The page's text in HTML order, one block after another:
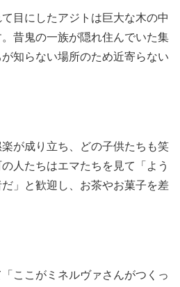
目にしたアジトは巨大な木の中
昔鬼の一族が隠れ住んでいた集
知らない場所のため近寄らない
が成り立ち、どの子供たちも笑
人たちはエマたちを見て「よう
」と歓迎し、お茶やお菓子を差
ここがミネルヴァさんがつくっ